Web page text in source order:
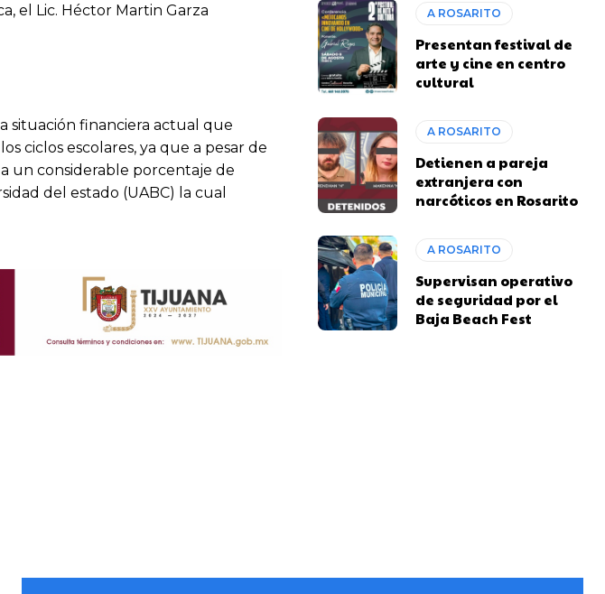
el Lic. Héctor Martin Garza
situación financiera actual que
ciclos escolares, ya que a pesar de
un considerable porcentaje de
del estado (UABC) la cual
A ROSARITO
Presentan festival de
arte y cine en centro
cultural
A ROSARITO
Detienen a pareja
extranjera con
narcóticos en Rosarito
A ROSARITO
Supervisan operativo
de seguridad por el
Baja Beach Fest